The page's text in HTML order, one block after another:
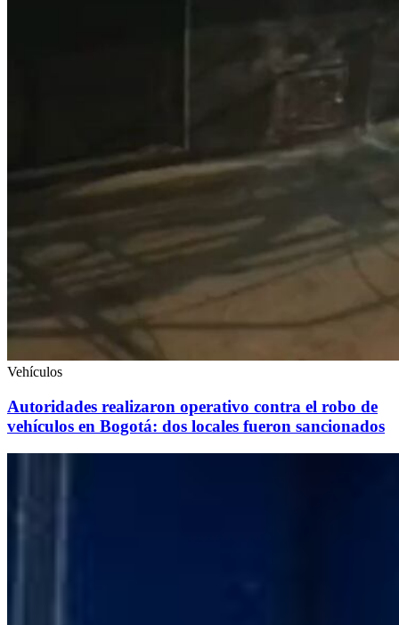
Vehículos
Autoridades realizaron operativo contra el robo de
vehículos en Bogotá: dos locales fueron sancionados